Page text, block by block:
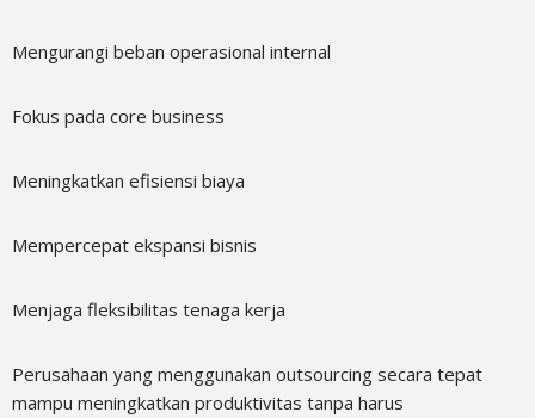
Mengurangi beban operasional internal
Fokus pada core business
Meningkatkan efisiensi biaya
Mempercepat ekspansi bisnis
Menjaga fleksibilitas tenaga kerja
Perusahaan yang menggunakan outsourcing secara tepat
mampu meningkatkan produktivitas tanpa harus